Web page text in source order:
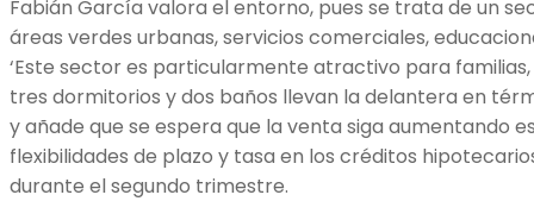
Fabián García valora el entorno, pues se trata de un
áreas verdes urbanas, servicios comerciales,
‘Este sector es particularmente atractivo para
tres dormitorios y dos baños llevan la delantera en
y añade que se espera que la venta siga aumentando
flexibilidades de plazo y tasa en los créditos
durante el segundo trimestre.